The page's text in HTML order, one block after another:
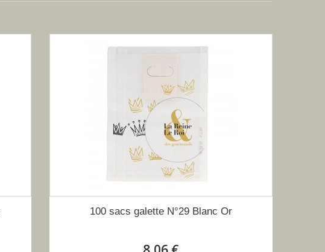
100 sacs galette N°29 Blanc Or